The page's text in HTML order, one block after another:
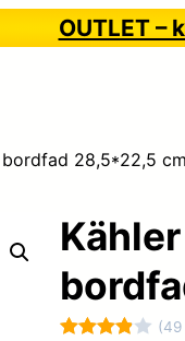
OUTLET –
bordfad 28,5*22,5 cm
(49